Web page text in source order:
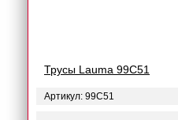
Трусы Lauma 99C51
Артикул: 99C51